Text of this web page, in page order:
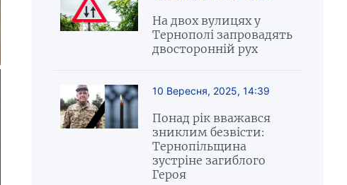
На двох вулицях у
Тернополі запровадять
двосторонній рух
10 Вересня, 2025, 14:39
Понад рік вважався
зниклим безвісти:
Тернопільщина
зустріне загиблого
Героя